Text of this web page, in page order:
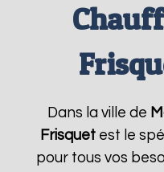
Dans la ville de
Frisquet est le
pour tous vos